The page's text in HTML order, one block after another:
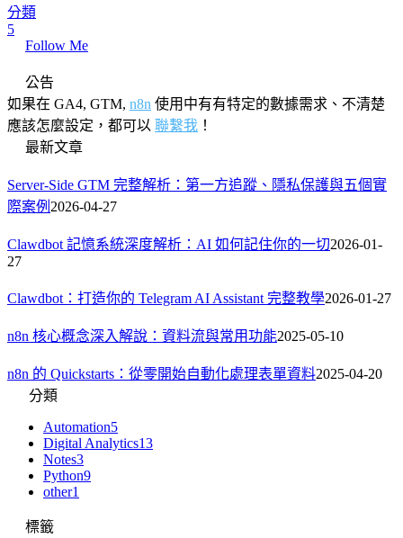
分類
5
Follow Me
公告
如果在 GA4, GTM, n8n 使用中有有特定的數據需求、不清楚
應該怎麼設定，都可以 聯繫我 ！
最新文章
Server-Side GTM 完整解析：第一方追蹤、隱私保護與五個實
際案例 2026-04-27
Clawdbot 記憶系統深度解析：AI 如何記住你的一切2026-01-
27
Clawdbot：打造你的 Telegram AI Assistant 完整教學2026-01-27
n8n 核心概念深入解說：資料流與常用功能2025-05-10
n8n 的 Quickstarts：從零開始自動化處理表單資料2025-04-20
分類
Automation5
Digital Analytics13
Notes3
Python9
other1
標籤